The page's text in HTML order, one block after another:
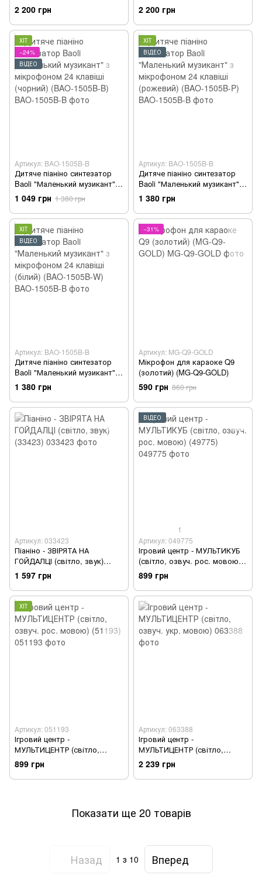
мікрофоном 31 клавіша
(рожевий) (BAO-1504C-P)
2 200 грн
мікрофоном 31 клавіша
(білий) (BAO-1504C-W)
2 200 грн
ХІТ
−24%
ВІДЕО
Артикул: BAO-1505B-B
Дитяче піаніно синтезатор
Baoli "Маленький музикант" з
мікрофоном 24 клавіші
(чорний) (BAO-1505B-B)
1 049 грн 1 380 грн
ХІТ
ВІДЕО
Артикул: BAO-1505B-B
Дитяче піаніно синтезатор
Baoli "Маленький музикант" з
мікрофоном 24 клавіші
(рожевий) (BAO-1505B-P)
1 380 грн
ХІТ
ВІДЕО
Артикул: BAO-1505B-B
Дитяче піаніно синтезатор
Baoli "Маленький музикант" з
мікрофоном 24 клавіші
(білий) (BAO-1505B-W)
1 380 грн
−31%
Артикул: MG-Q9-GOLD
Мікрофон для караоке Q9
(золотий) (MG-Q9-GOLD)
590 грн 860 грн
Артикул: 033423
Піаніно - ЗВІРЯТА НА
ГОЙДАЛЦІ (світло, звук)
(33423)
1 597 грн
ВІДЕО
1
Артикул: 049775
Ігровий центр - МУЛЬТИКУБ
(світло, озвуч. рос. мовою)
(49775)
899 грн
ХІТ
Артикул: 051193
Ігровий центр -
МУЛЬТИЦЕНТР (світло,
озвуч. рос. мовою) (51193)
899 грн
Артикул: 063388
Ігровий центр -
МУЛЬТИЦЕНТР (світло,
озвуч. укр. мовою)
2 239 грн
Показати ще 20 товарів
Назад 1 з 10 Вперед